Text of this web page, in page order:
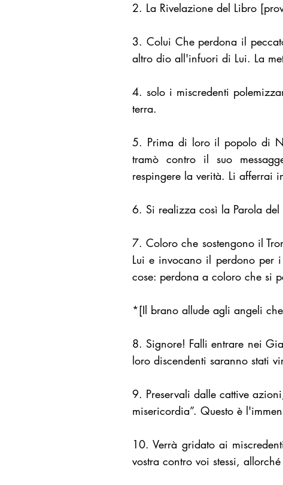
2. La Rivelazione del Libro
3. Colui Che perdona il
altro dio all'infuori di Lui. La
4. solo i miscredenti
terra.
5. Prima di loro il popolo di
tramò contro il suo
respingere la verità. Li afferrai
6. Si realizza così la Parola del
7. Coloro che sostengono il
Lui e invocano il perdono per i
cose: perdona a coloro che si
*[Il brano allude agli angeli
8. Signore! Falli entrare nei
loro discendenti saranno stati
9. Preservali dalle cattive
misericordia”. Questo è
10. Verrà gridato ai
vostra contro voi stessi,